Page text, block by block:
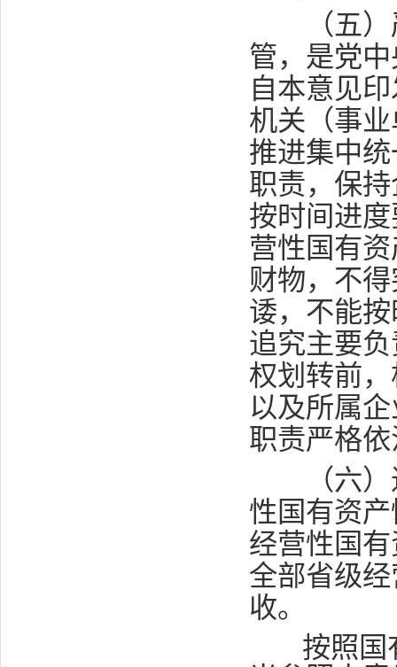
（五）
管，是党
自本意见
机关（事
推进集中
职责，保
按时间进
营性国有
财物，不
诿，不能
追究主要
权划转前
以及所属
职责严格
（六）
性国有资
经营性国
全部省级
收。
按照国